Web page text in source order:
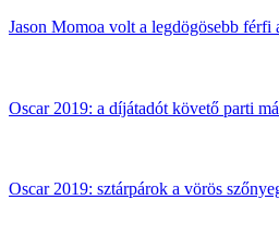
Jason Momoa volt a legdögösebb férfi
Oscar 2019: a díjátadót követő parti
Oscar 2019: sztárpárok a vörös